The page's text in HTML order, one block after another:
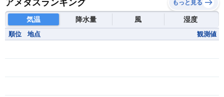
アメダスランキング もっと見る
気温 降水量 風 湿度
順位 地点 観測値